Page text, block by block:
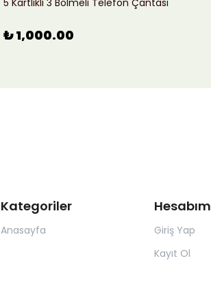
₺ 1,000.00
Kategoriler
Anasayfa
Hesabım
Giriş Yap
Kayıt Ol